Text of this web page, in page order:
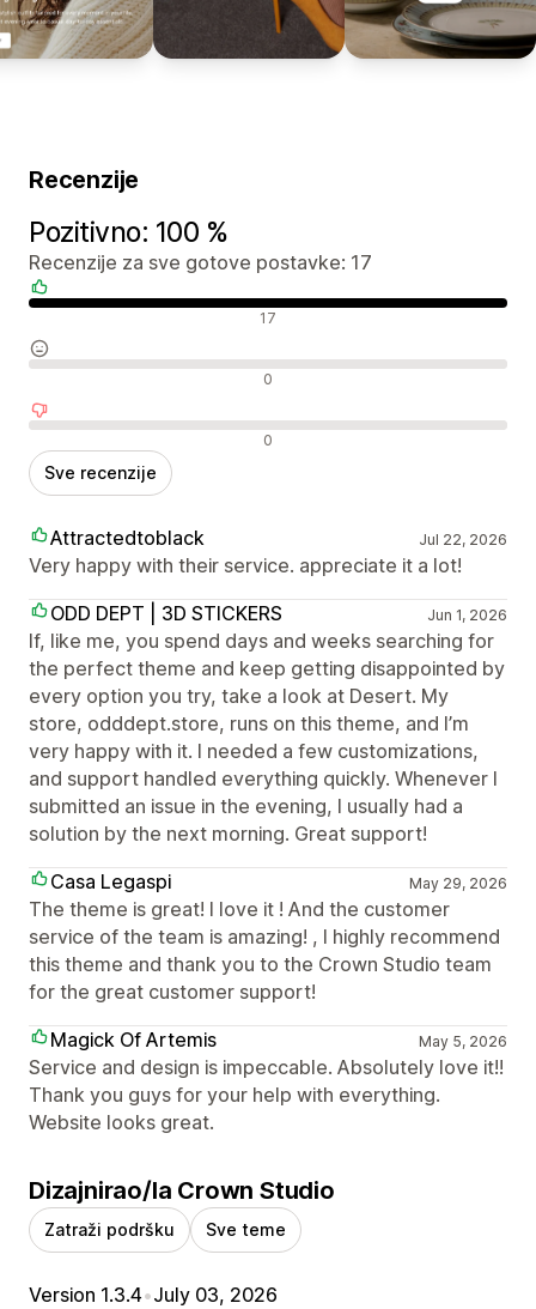
Recenzije
Pozitivno: 100 %
Recenzije za sve gotove postavke: 17
17
0
0
Sve recenzije
Attractedtoblack Jul 22, 2026
Very happy with their service. appreciate it a lot!
ODD DEPT | 3D STICKERS
Jun 1, 2026
If, like me, you spend days and weeks searching for
the perfect theme and keep getting disappointed by
every option you try, take a look at Desert. My
store, odddept.store, runs on this theme, and I’m
very happy with it. I needed a few customizations,
and support handled everything quickly. Whenever I
submitted an issue in the evening, I usually had a
solution by the next morning. Great support!
Casa Legaspi
May 29, 2026
The theme is great! I love it ! And the customer
service of the team is amazing! , I highly recommend
this theme and thank you to the Crown Studio team
for the great customer support!
Magick Of Artemis
May 5, 2026
Service and design is impeccable. Absolutely love it!!
Thank you guys for your help with everything.
Website looks great.
Dizajnirao/la Crown Studio
Zatraži podršku Sve teme
Version 1.3.4•July 03, 2026